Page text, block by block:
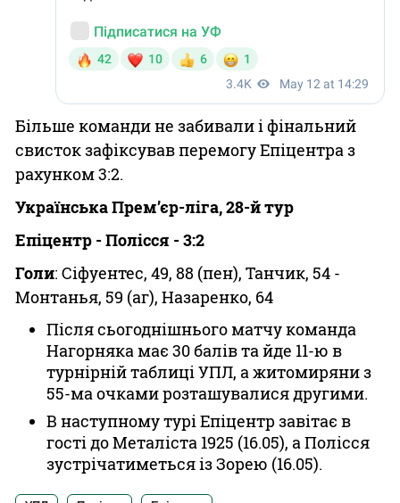
Більше команди не забивали і фінальний
свисток зафіксував перемогу Епіцентра з
рахунком 3:2.
Українська Прем’єр-ліга, 28-й тур
Епіцентр - Полісся - 3:2
Голи: Сіфуентес, 49, 88 (пен), Танчик, 54 -
Монтанья, 59 (аг), Назаренко, 64
Після сьогоднішнього матчу команда
Нагорняка має 30 балів та йде 11-ю в
турнірній таблиці УПЛ, а житомиряни з
55-ма очками розташувалися другими.
В наступному турі Епіцентр завітає в
гості до Металіста 1925 (16.05), а Полісся
зустрічатиметься із Зорею (16.05).